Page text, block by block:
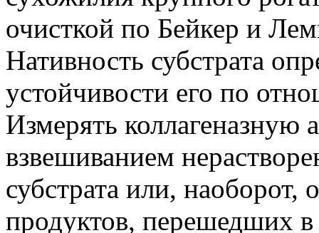
очисткой по Бейкер и
Нативность субстрата
устойчивости его по
Измерять коллагеназную
взвешиванием
субстрата или, наоборот,
продуктов, перешедших в